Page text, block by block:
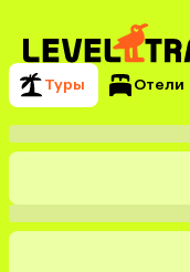
Туры Отели